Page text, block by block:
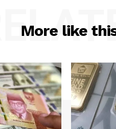
More like